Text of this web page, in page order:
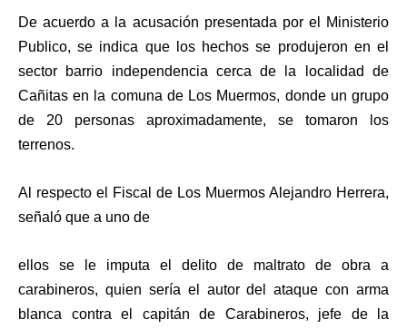
De acuerdo a la acusación presentada por el Ministerio
Publico, se indica que los hechos se produjeron en el
sector barrio independencia cerca de la localidad de
Cañitas en la comuna de Los Muermos, donde un grupo
de 20 personas aproximadamente, se tomaron los
terrenos.
Al respecto el Fiscal de Los Muermos Alejandro Herrera,
señaló que a uno de
ellos se le imputa el delito de maltrato de obra a
carabineros, quien sería el autor del ataque con arma
blanca contra el capitán de Carabineros, jefe de la